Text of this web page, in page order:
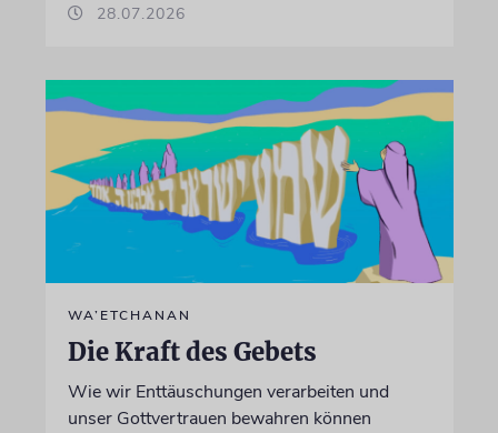
28.07.2026
WA’ETCHANAN
Die Kraft des Gebets
Wie wir Enttäuschungen verarbeiten und
unser Gottvertrauen bewahren können